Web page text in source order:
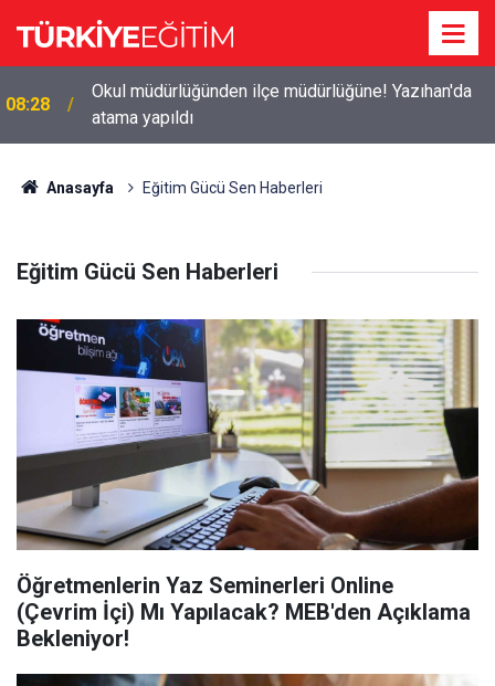
08:28
Okul müdürlüğünden ilçe müdürlüğüne! Yazıhan'da
atama yapıldı
Anasayfa Eğitim Gücü Sen Haberleri
Eğitim Gücü Sen Haberleri
Öğretmenlerin Yaz Seminerleri Online
(Çevrim İçi) Mı Yapılacak? MEB'den Açıklama
Bekleniyor!